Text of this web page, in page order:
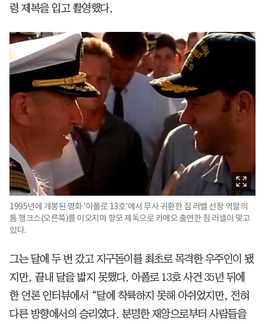
령 제복을 입고 촬영했다.
1995년에 개봉된 영화 '아폴로 13호'에서 무사 귀환한 짐 러벨 선장 역할의
톰 행크스(오른쪽)를 이오지마 항모 제독으로 카메오 출연한 짐 러셀이 맞고
있다.
그는 달에 두 번 갔고 지구돋이를 최초로 목격한 우주인이 됐
지만, 끝내 달을 밟지 못했다. 아폴로 13호 사건 35년 뒤에
한 언론 인터뷰에서 “달에 착륙하지 못해 아쉬었지만, 전혀
다른 방향에서의 승리였다. 분명한 재앙으로부터 사람들을